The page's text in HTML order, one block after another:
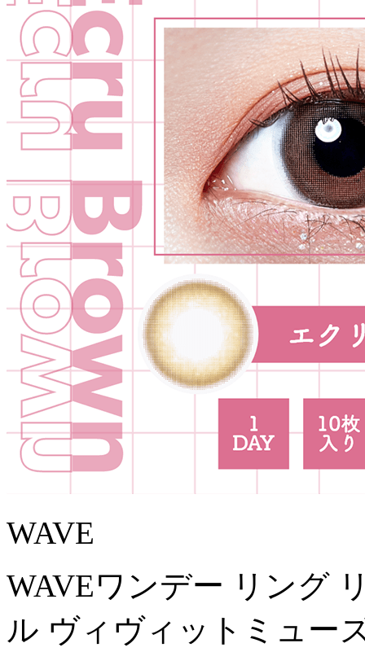
WAVE
WAVEワンデー リング
ル ヴィヴィットミュー